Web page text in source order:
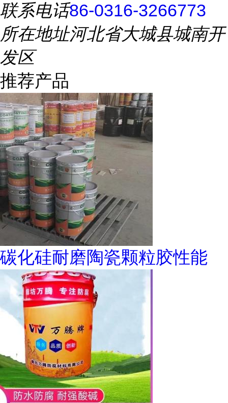
联系电话86-0316-3266773
所在地址河北省大城县城南开
发区
推荐产品
碳化硅耐磨陶瓷颗粒胶性能